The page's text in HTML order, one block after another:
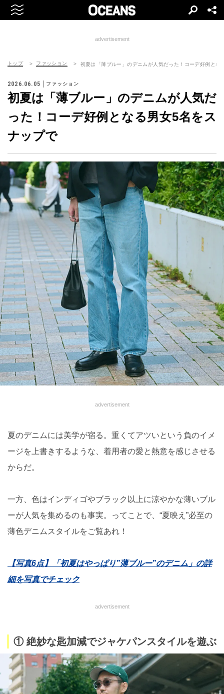
advertisement
トップ ファッション 初夏は「薄ブルー」のデニムが人気だった！コーデ好例とな
2026.06.05 ファッション
初夏は「薄ブルー」のデニムが人気だ
った！コーデ好例となる男女5名をス
ナップで
advertisement
夏のデニムには美学が宿る。重くてアツいという負のイメ
ージを上書きするような、着用者の愛と熱意を感じさせる
からだ。
一方、色はインディゴやブラック以上に涼やかな薄いブル
ーが人気を集めるのも事実。ってことで、“夏映え”必至の
薄色デニムスタイルをご覧あれ！
【写真6点】「初夏はやっぱり”薄ブルー”のデニム」の詳
細を写真でチェック
advertisement
① 絶妙な匙加減でジャケパンスタイルを遊ぶ